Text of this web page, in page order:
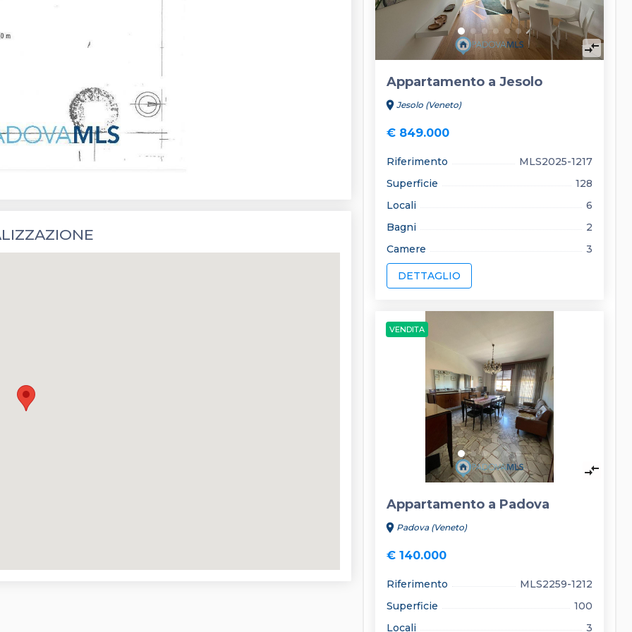
compare_arrows
Appartamento a Jesolo
location_on Jesolo (Veneto)
€ 849.000
Riferimento
MLS2025-1217
Superficie
128
Locali
6
Bagni
2
Camere
3
DETTAGLIO
VENDITA
compare_arrows
Appartamento a Padova
location_on Padova (Veneto)
€ 140.000
Riferimento
MLS2259-1212
Superficie
100
Locali
3